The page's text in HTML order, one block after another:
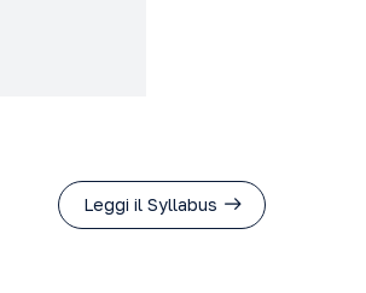
Leggi il Syllabus